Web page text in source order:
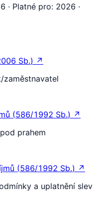
· Platné pro: 2026 ·
Sb.) ↗
(586/1992 Sb.) ↗
prahem
(586/1992 Sb.) ↗
a uplatnění slev